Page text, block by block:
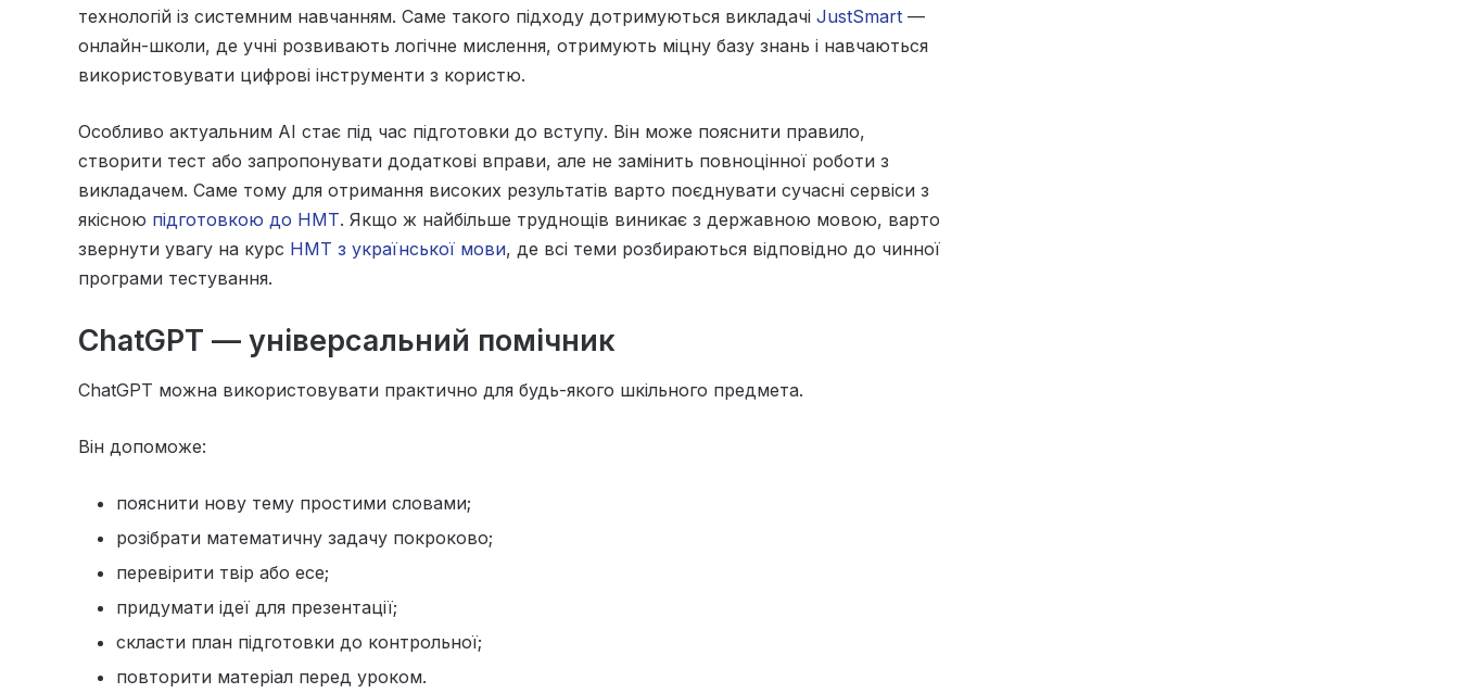
технологій із системним навчанням. Саме такого підходу дотримуються викладачі JustSmart —
онлайн-школи, де учні розвивають логічне мислення, отримують міцну базу знань і навчаються
використовувати цифрові інструменти з користю.
Особливо актуальним AI стає під час підготовки до вступу. Він може пояснити правило,
створити тест або запропонувати додаткові вправи, але не замінить повноцінної роботи з
викладачем. Саме тому для отримання високих результатів варто поєднувати сучасні сервіси з
якісною підготовкою до НМТ. Якщо ж найбільше труднощів виникає з державною мовою, варто
звернути увагу на курс НМТ з української мови, де всі теми розбираються відповідно до чинної
програми тестування.
ChatGPT — універсальний помічник
ChatGPT можна використовувати практично для будь-якого шкільного предмета.
Він допоможе:
пояснити нову тему простими словами;
розібрати математичну задачу покроково;
перевірити твір або есе;
придумати ідеї для презентації;
скласти план підготовки до контрольної;
повторити матеріал перед уроком.